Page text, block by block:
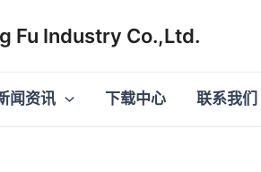
Fu Industry Co.,Ltd.
闻资讯 下载中心 联系我们